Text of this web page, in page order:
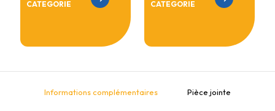
CATEGORIE
CATEGORIE
Informations complémentaires Pièce jointe